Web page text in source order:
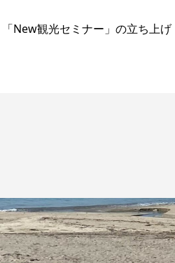
New観光セミナー」の立ち上げ